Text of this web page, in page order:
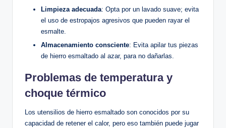
Limpieza ‌adecuada: Opta por un lavado suave; evita
el uso de estropajos ⁣agresivos que pueden rayar el
esmalte.
Almacenamiento consciente: Evita apilar ⁤tus piezas
de hierro esmaltado al azar, para no dañarlas.
Problemas de temperatura y
‌choque térmico
Los utensilios de‍ hierro⁣ esmaltado son conocidos por su‌
capacidad de ⁢retener el calor, ⁤pero eso​ también puede jugar